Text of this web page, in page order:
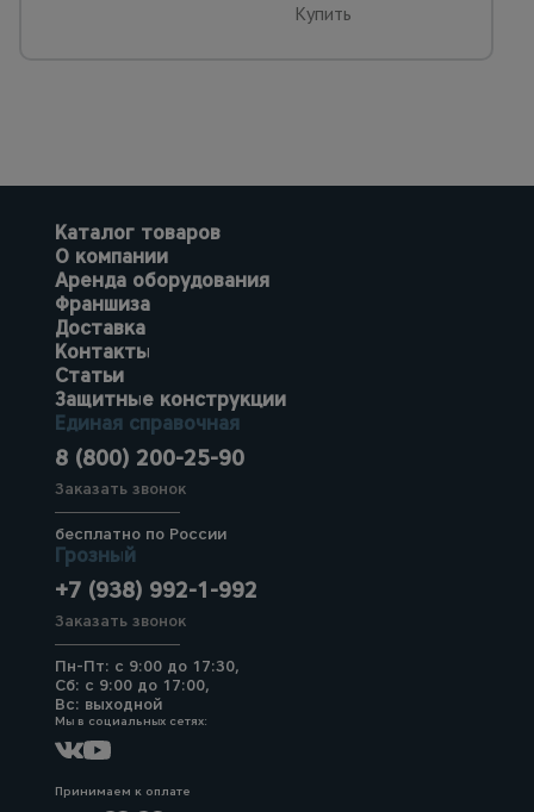
Купить
Каталог товаров
О компании
Аренда оборудования
Франшиза
Доставка
Контакты
Статьи
Защитные конструкции
Единая справочная
8 (800) 200-25-90
Заказать звонок
бесплатно по России
Грозный
+7 (938) 992-1-992
Заказать звонок
Пн-Пт: с 9:00 до 17:30,
Сб: с 9:00 до 17:00,
Вс: выходной
Мы в социальных сетях:
Принимаем к оплате